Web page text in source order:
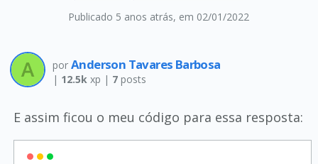
Publicado 5 anos atrás, em 02/01/2022
por Anderson Tavares Barbosa
| 12.5kxp | 7posts
E assim ficou o meu código para essa resposta: